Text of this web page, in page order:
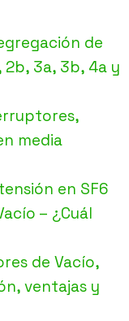
de
3a, 3b, 4a y
media
en SF6
– ¿Cuál
de Vacío,
ventajas y